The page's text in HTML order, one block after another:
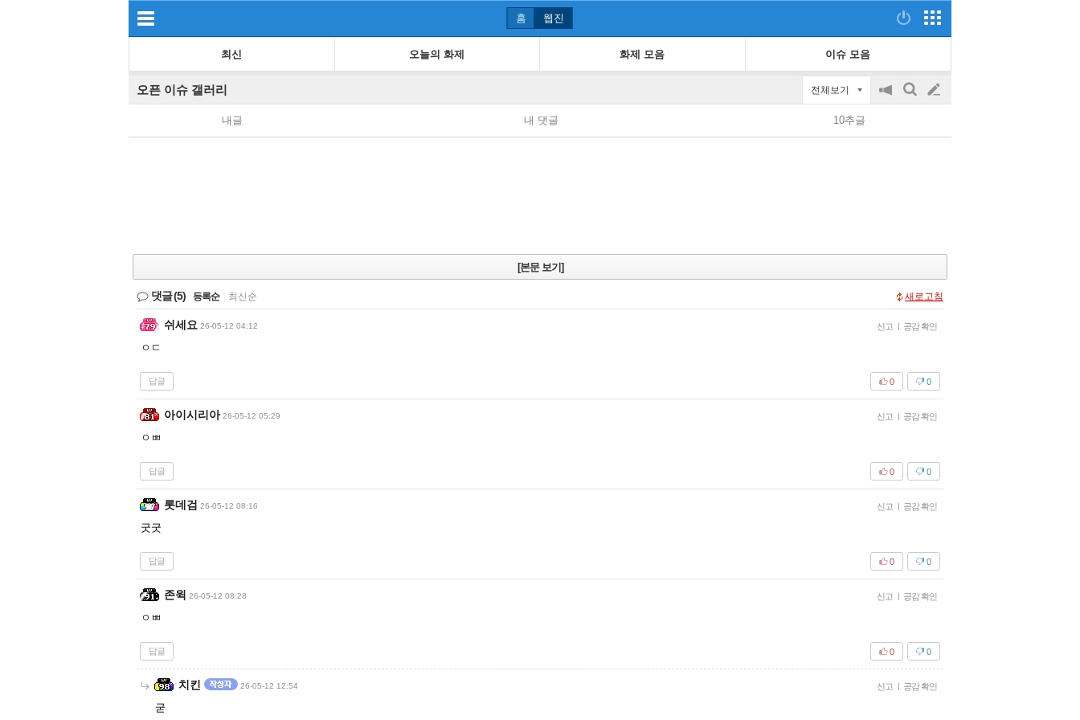
홈 웹진
최신 오늘의 화제 화제 모음 이슈 모음
오픈 이슈 갤러리 전체보기
공
on/off
검
글
쓰
내글 내 댓글 10추글
[본문 보기]
댓글(5) 등록순 최신순 새로고침
쉬세요 26-05-12 04:12 신고 | 공감 확인
ㅇㄷ
답글 0
0
아이시리아 26-05-12 05:29 신고 | 공감 확인
ㅇㅃ
답글 0
0
롯데검 26-05-12 08:16 신고 | 공감 확인
굿굿
답글 0
0
존윅 26-05-12 08:28 신고 | 공감 확인
ㅇㅃ
답글 0
0
치킨 26-05-12 12:54 신고 | 공감 확인
굳